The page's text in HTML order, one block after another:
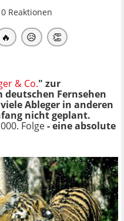
0 Reaktionen
🔥 😥 👏
& Co." zur
deutschen Fernsehen
Ableger in anderen
nicht geplant.
Folge- eine absolute